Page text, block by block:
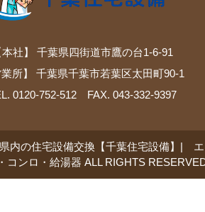
本社】 千葉県四街道市鷹の台1-6-91
業所】 千葉県千葉市若葉区太田町90-1
0120-752-512 FAX. 043-332-9397
内の住宅設備交換【千葉住宅設備】|
コンロ・給湯器 ALL RIGHTS